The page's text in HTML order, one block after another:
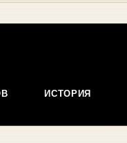
ИСТОРИЯ